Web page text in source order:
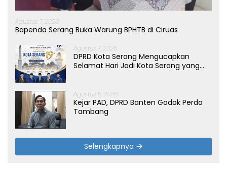
Agustus 7, 2026
Bapenda Serang Buka Warung BPHTB di Ciruas
Agustus 7, 2026
DPRD Kota Serang Mengucapkan
Selamat Hari Jadi Kota Serang yang
Agustus 5, 2026
Kejar PAD, DPRD Banten Godok Perda
Tambang
Selengkapnya